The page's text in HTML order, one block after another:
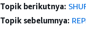
Topik berikutnya:
Topik sebelumnya: